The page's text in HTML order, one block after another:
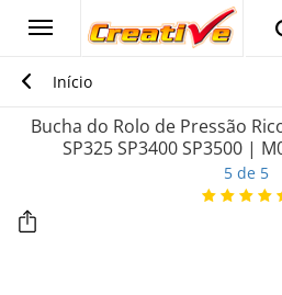
Início
Bucha do Rolo de Pressão
SP325 SP3400 SP3500 |
5 de 5